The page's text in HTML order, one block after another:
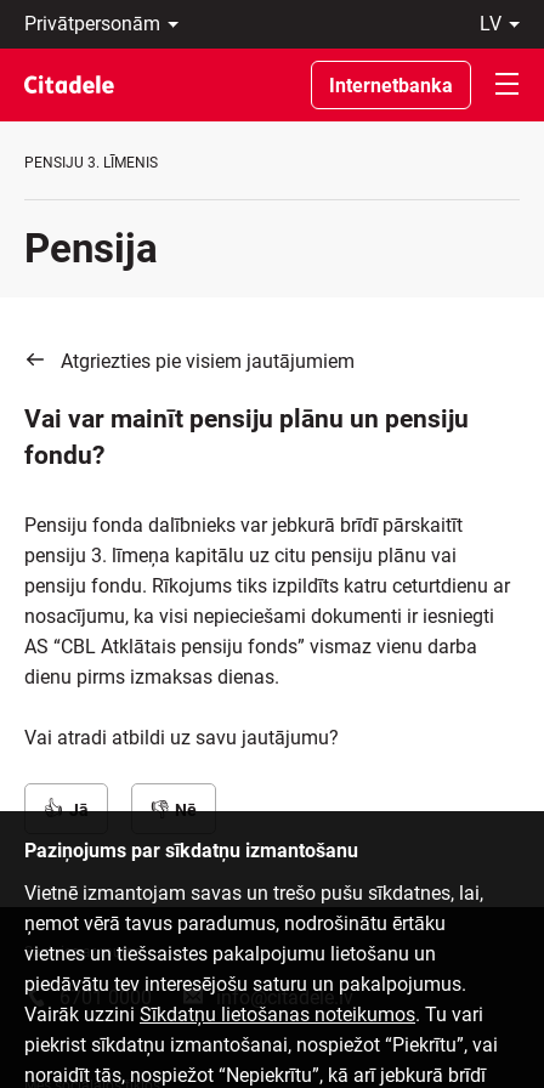
Privātpersonām
Uzņēmumiem
Private
Banking
Par
C
lv
Latviski
По-
русски
In
Internetbanka
PENSIJU 3. LĪMENIS
Pensija
Atgriezties pie visiem jautājumiem
Vai var mainīt pensiju plānu un pensiju
fondu?
Pensiju fonda dalībnieks var jebkurā brīdī pārskaitīt
pensiju 3. līmeņa kapitālu uz citu pensiju plānu vai
pensiju fondu. Rīkojums tiks izpildīts katru ceturtdienu ar
nosacījumu, ka visi nepieciešami dokumenti ir iesniegti
AS “CBL Atklātais pensiju fonds” vismaz vienu darba
dienu pirms izmaksas dienas.
Vai atradi atbildi uz savu jautājumu?
Jā Nē
Paziņojums par sīkdatņu izmantošanu
Vietnē izmantojam savas un trešo pušu sīkdatnes, lai,
ņemot vērā tavus paradumus, nodrošinātu ērtāku
vietnes un tiešsaistes pakalpojumu lietošanu un
piedāvātu tev interesējošu saturu un pakalpojumus.
Vairāk uzzini Sīkdatņu lietošanas noteikumos. Tu vari
piekrist sīkdatņu izmantošanai, nospiežot “Piekrītu”, vai
noraidīt tās, nospiežot “Nepiekrītu”, kā arī jebkurā brīdī
Sazinies ar mums
6701 0000 info@citadele.lv